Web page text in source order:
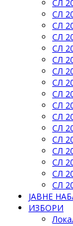
СЛ
СЛ
СЛ
СЛ
СЛ
СЛ
СЛ
СЛ
СЛ
СЛ
СЛ
СЛ
СЛ
СЛ
СЛ
СЛ
СЛ
ЈАВНЕ
ИЗБОРИ